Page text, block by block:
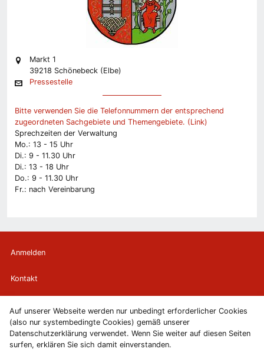
Auf unserer Webseite werden nur unbedingt erforderlicher Cookies
(also nur systembedingte Cookies) gemäß unserer
Datenschutzerklärung verwendet. Wenn Sie weiter auf diesen Seiten
surfen, erklären Sie sich damit einverstanden.
Markt 1
39218 Schönebeck (Elbe)
Pressestelle
Bitte verwenden Sie die Telefonnummern der entsprechend
zugeordneten Sachgebiete und Themengebiete. (Link)
Sprechzeiten der Verwaltung
Mo.: 13 - 15 Uhr
Di.: 9 - 11.30 Uhr
Di.: 13 - 18 Uhr
Do.: 9 - 11.30 Uhr
Fr.: nach Vereinbarung
Anmelden
Kontakt
Newsletterabmeldung